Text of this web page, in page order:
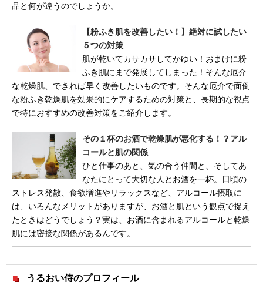
品と何が違うのでしょうか。
【粉ふき肌を改善したい！】絶対に試したい
５つの対策
肌が乾いてカサカサしてかゆい！おまけに粉
ふき肌にまで発展してしまった！そんな厄介
な乾燥肌、できれば早く改善したいものです。そんな厄介で面倒
な粉ふき乾燥肌を効果的にケアするための対策と、長期的な視点
で特におすすめの改善対策をご紹介します。
その１杯のお酒で乾燥肌が悪化する！？アル
コールと肌の関係
ひと仕事のあと、気の合う仲間と、そしてあ
なたにとって大切な人とお酒を一杯。日頃の
ストレス発散、食欲増進やリラックスなど、アルコール摂取に
は、いろんなメリットがありますが、お酒と肌という観点で捉え
たときはどうでしょう？実は、お酒に含まれるアルコールと乾燥
肌には密接な関係があるんです。
うるおい侍のプロフィール